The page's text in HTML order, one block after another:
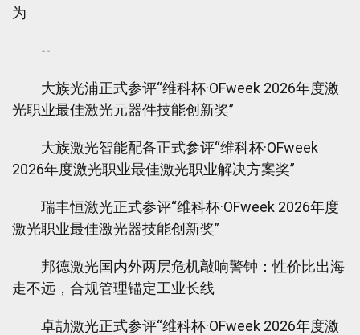
为
--
大族光浦正式参评“维科杯·OFweek 2026年度激
光职业最佳激光元器件技能创新奖”
大族激光智能配备正式参评“维科杯·OFweek
2026年度激光职业最佳激光职业解决方案奖”
瑞丰恒激光正式参评“维科杯·OFweek 2026年度
激光职业最佳激光器技能创新奖”
邦德激光国内外两层危机敲响警钟：性价比出海
走不远，合规管理锚定工业长线
卓劼激光正式参评“维科杯·OFweek 2026年度激